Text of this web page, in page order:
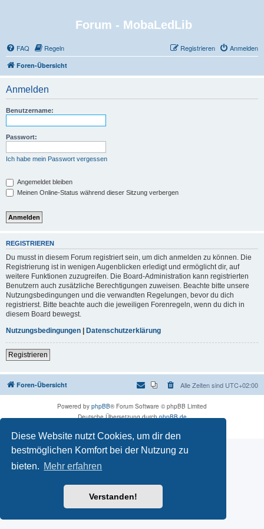
Diese Website nutzt Cookies, um dir den
bestmöglichen Komfort bei der Nutzung zu
bieten. Mehr erfahren
Verstanden!
Forum - MobaLedLib
FAQ Regeln Anmelden
Registrieren
Foren-Übersicht
Anmelden
Benutzername:
Passwort:
Ich habe mein Passwort vergessen
Angemeldet bleiben
Meinen Online-Status während dieser Sitzung verbergen
REGISTRIEREN
Du musst in diesem Forum registriert sein, um dich anmelden zu können. Die
Registrierung ist in wenigen Augenblicken erledigt und ermöglicht dir, auf
weitere Funktionen zuzugreifen. Die Board-Administration kann registrierten
Benutzern auch zusätzliche Berechtigungen zuweisen. Beachte bitte unsere
Nutzungsbedingungen und die verwandten Regelungen, bevor du dich
registrierst. Bitte beachte auch die jeweiligen Forenregeln, wenn du dich in
diesem Board bewegst.
Nutzungsbedingungen | Datenschutzerklärung
Registrieren
Foren-Übersicht Alle Zeiten sind UTC+02:00
Powered by phpBB® Forum Software © phpBB Limited
Deutsche Übersetzung durchphpBB.de